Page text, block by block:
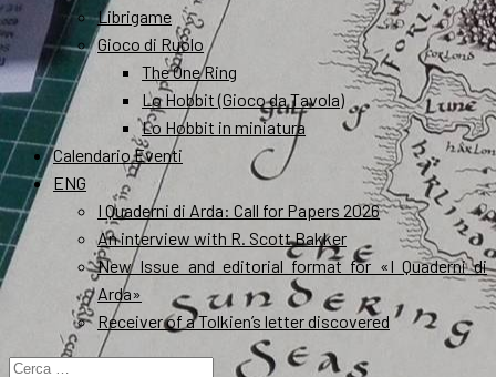
Librigame
Gioco di Ruolo
The One Ring
Lo Hobbit (Gioco da Tavola)
Lo Hobbit in miniatura
Calendario Eventi
ENG
I Quaderni di Arda: Call for Papers 2026
An interview with R. Scott Bakker
New Issue and editorial format for «I Quaderni di
Arda»
Receiver of a Tolkien’s letter discovered
Ricerca